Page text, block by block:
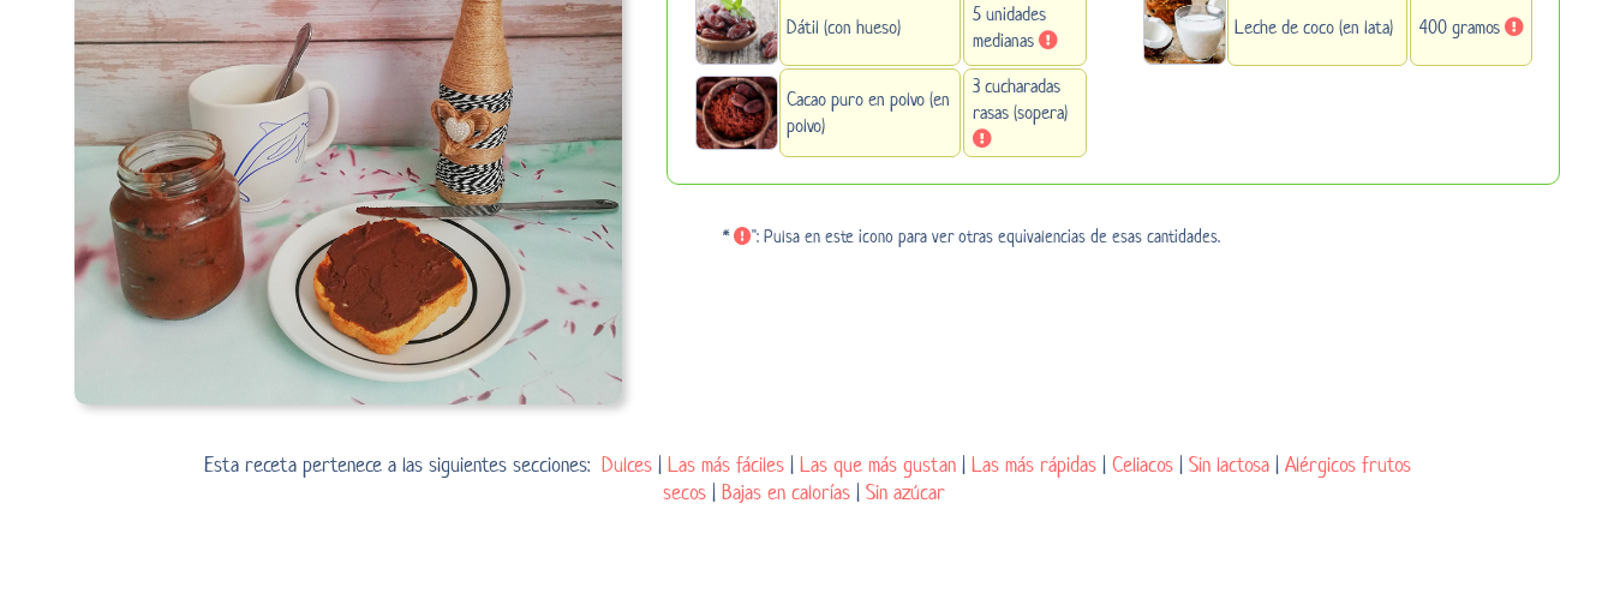
Dátil (con hueso)
5 unidades
medianas
Leche de coco (en lata) 400 gramos
Cacao puro en polvo (en
polvo)
3 cucharadas
rasas (sopera)
* ": Pulsa en este icono para ver otras equivalencias de esas cantidades.
Esta receta pertenece a las siguientes secciones: Dulces| Las más fáciles| Las que más gustan| Las más rápidas| Celiacos| Sin lactosa| Alérgicos frutos
secos | Bajas en calorías | Sin azúcar